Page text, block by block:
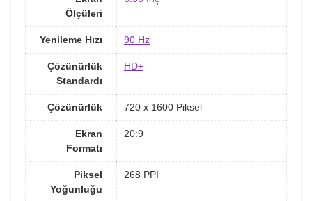
Ölçüleri
Yenileme Hızı 90 Hz
Çözünürlük
Standardı
HD+
Çözünürlük 720 x 1600 Piksel
Ekran
Formatı
20:9
Piksel
Yoğunluğu
268 PPI